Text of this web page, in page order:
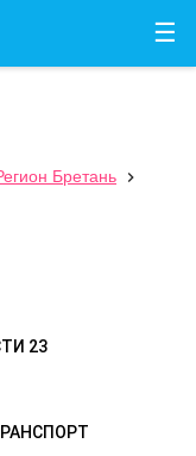
☰
Бретань

23